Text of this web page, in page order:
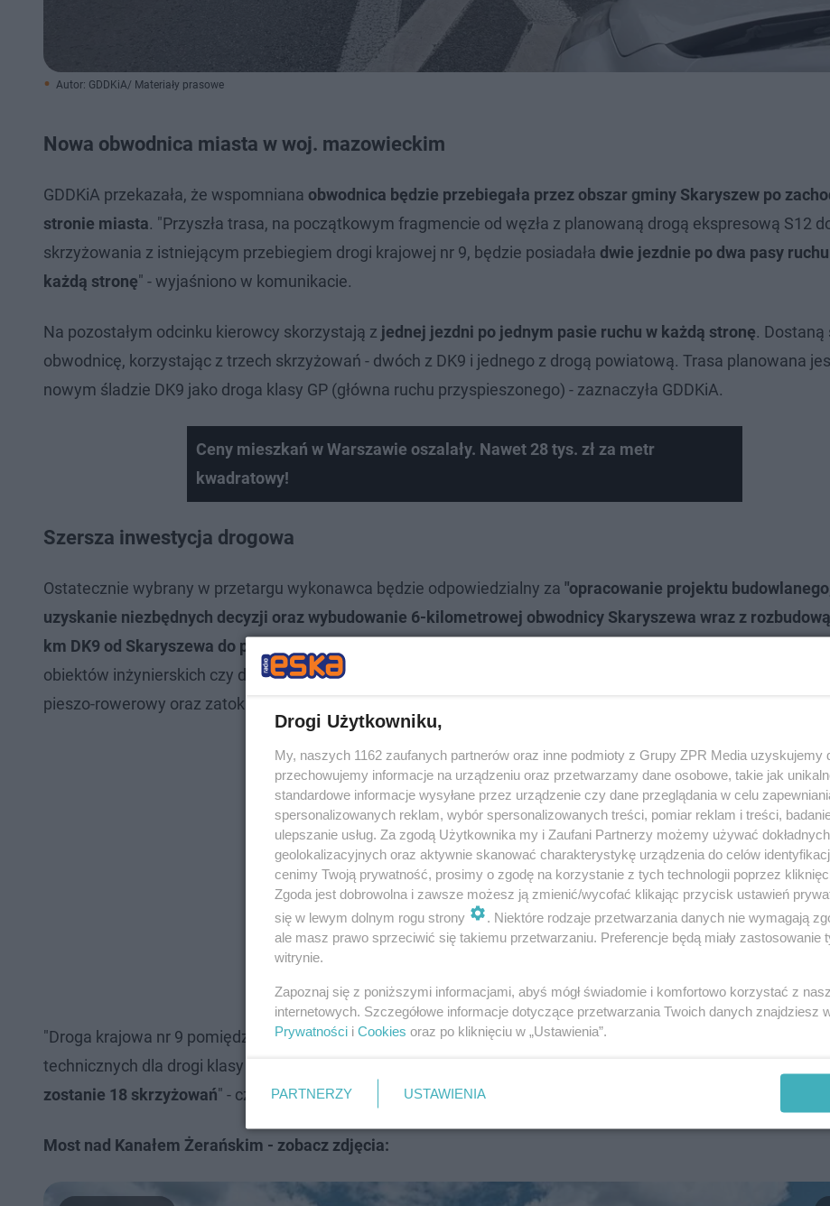
Autor: GDDKiA/ Materiały prasowe
Nowa obwodnica miasta w woj. mazowieckim
GDDKiA przekazała, że wspomniana obwodnica będzie przebiegała przez obszar gminy Skaryszew po
stronie miasta. "Przyszła trasa, na początkowym fragmencie od węzła z planowaną drogą ekspresową S12
skrzyżowania z istniejącym przebiegiem drogi krajowej nr 9, będzie posiadała dwie jezdnie po dwa pasy
każdą stronę" - wyjaśniono w komunikacie.
Na pozostałym odcinku kierowcy skorzystają z jednej jezdni po jednym pasie ruchu w każdą stronę. Dostaną
obwodnicę, korzystając z trzech skrzyżowań - dwóch z DK9 i jednego z drogą powiatową. Trasa planowana
nowym śladzie DK9 jako droga klasy GP (główna ruchu przyspieszonego) - zaznaczyła GDDKiA.
Ceny mieszkań w Warszawie oszalały. Nawet 28 tys. zł za metr
kwadratowy!
Szersza inwestycja drogowa
Ostatecznie wybrany w przetargu wykonawca będzie odpowiedzialny za "opracowanie projektu
uzyskanie niezbędnych decyzji oraz wybudowanie 6-kilometrowej obwodnicy Skaryszewa wraz z
km DK9 od Skaryszewa do początku obwodnicy Iłży"
obiektów inżynierskich czy drogi do obsługi ruchu lokalnego. Piesi i rowerzyści będą mieli do dyspozycji
pieszo-rowerowy oraz zatoki autobusowe.
"Droga krajowa nr 9 pomiędzy Skaryszewem a Iłżą zostanie dostosowana do obowiązujących warunków
technicznych dla drogi klasy GP.
zostanie 18 skrzyżowań" - czytamy w komunikacie.
Most nad Kanałem Żerańskim - zobacz zdjęcia:
Drogi Użytkowniku,
My, naszych 1162 zaufanych partnerów oraz inne podmioty z Grupy ZPR Media uzyskujemy
przechowujemy informacje na urządzeniu oraz przetwarzamy dane osobowe, takie jak
standardowe informacje wysyłane przez urządzenie czy dane przeglądania w celu
spersonalizowanych reklam, wybór spersonalizowanych treści, pomiar reklam i treści,
ulepszanie usług. Za zgodą Użytkownika my i Zaufani Partnerzy możemy używać
geolokalizacyjnych oraz aktywnie skanować charakterystykę urządzenia do celów
cenimy Twoją prywatność, prosimy o zgodę na korzystanie z tych technologii poprzez
Zgoda jest dobrowolna i zawsze możesz ją zmienić/wycofać klikając przycisk ustawień
się w lewym dolnym rogu strony
. Niektóre rodzaje przetwarzania danych nie wymagają
ale masz prawo sprzeciwić się takiemu przetwarzaniu. Preferencje będą miały zastosowanie
witrynie.
Zapoznaj się z poniższymi informacjami, abyś mógł świadomie i komfortowo korzystać z
internetowych. Szczegółowe informacje dotyczące przetwarzania Twoich danych znajdziesz
Prywatności i Cookies oraz po kliknięciu w „Ustawienia”.
PARTNERZY USTAWIENIA